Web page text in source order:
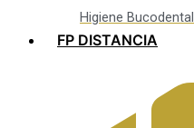
Higiene Bucodental
FP DISTANCIA